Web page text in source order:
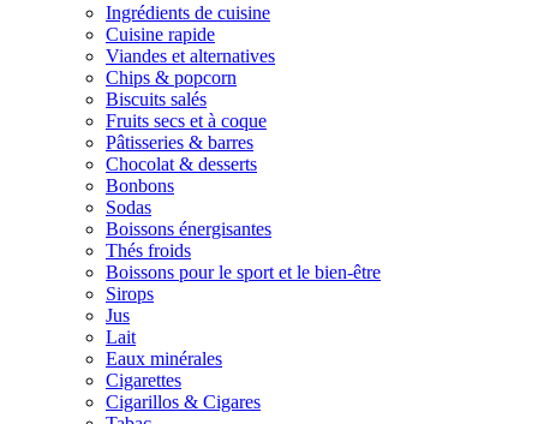
Ingrédients de cuisine
Cuisine rapide
Viandes et alternatives
Chips & popcorn
Biscuits salés
Fruits secs et à coque
Pâtisseries & barres
Chocolat & desserts
Bonbons
Sodas
Boissons énergisantes
Thés froids
Boissons pour le sport et le bien-être
Sirops
Jus
Lait
Eaux minérales
Cigarettes
Cigarillos & Cigares